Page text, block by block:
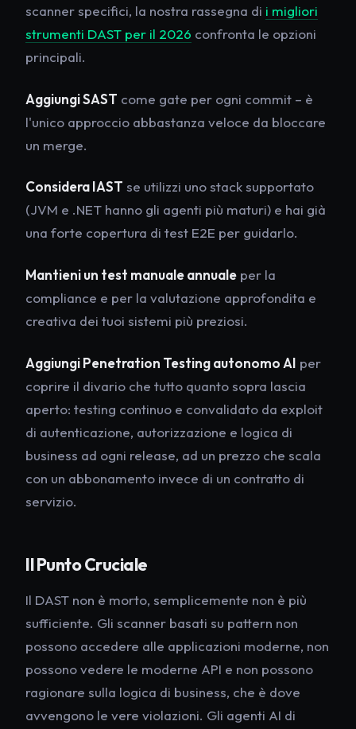
scanner specifici, la nostra rassegna di i migliori
strumenti DAST per il 2026 confronta le opzioni
principali.
Aggiungi SAST come gate per ogni commit – è
l'unico approccio abbastanza veloce da bloccare
un merge.
Considera IAST se utilizzi uno stack supportato
(JVM e .NET hanno gli agenti più maturi) e hai già
una forte copertura di test E2E per guidarlo.
Mantieni un test manuale annuale per la
compliance e per la valutazione approfondita e
creativa dei tuoi sistemi più preziosi.
Aggiungi Penetration Testing autonomo AI per
coprire il divario che tutto quanto sopra lascia
aperto: testing continuo e convalidato da exploit
di autenticazione, autorizzazione e logica di
business ad ogni release, ad un prezzo che scala
con un abbonamento invece di un contratto di
servizio.
Il Punto Cruciale
Il DAST non è morto, semplicemente non è più
sufficiente. Gli scanner basati su pattern non
possono accedere alle applicazioni moderne, non
possono vedere le moderne API e non possono
ragionare sulla logica di business, che è dove
avvengono le vere violazioni. Gli agenti AI di